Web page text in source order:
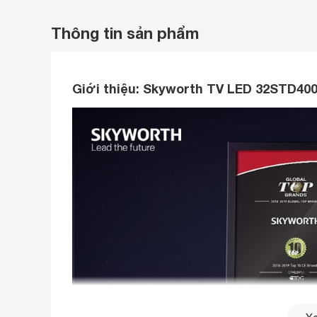
Thông tin sản phẩm
Giới thiệu: Skyworth TV LED